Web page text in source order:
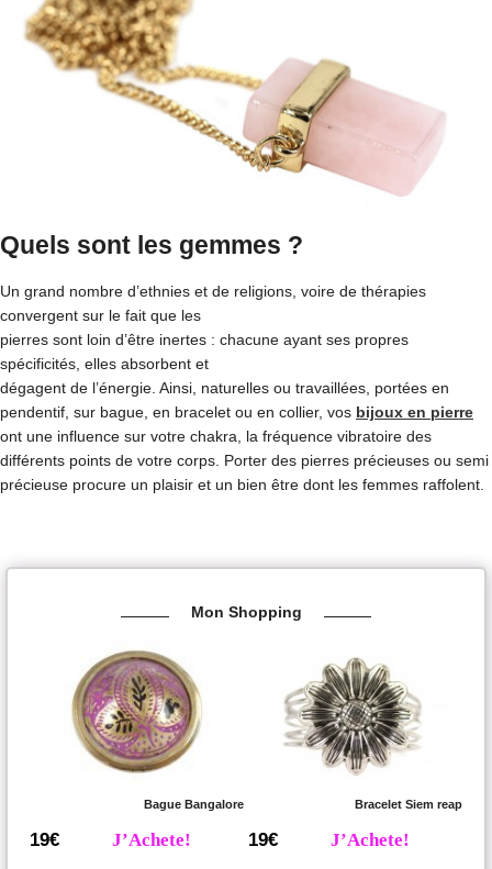
Quels sont les gemmes ?
Un grand nombre d’ethnies et de religions, voire de thérapies
convergent sur le fait que les
pierres sont loin d’être inertes : chacune ayant ses propres
spécificités, elles absorbent et
dégagent de l’énergie. Ainsi, naturelles ou travaillées, portées en
pendentif, sur bague, en bracelet ou en collier, vos bijoux en pierre
ont une influence sur votre chakra, la fréquence vibratoire des
différents points de votre corps. Porter des pierres précieuses ou semi
précieuse procure un plaisir et un bien être dont les femmes raffolent.
Mon Shopping
Bague Bangalore
19€ J’Achete!
Bracelet Siem reap
19€ J’Achete!